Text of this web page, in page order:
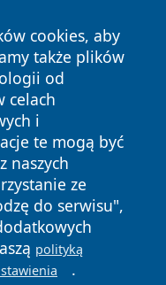
cookies, aby
także plików
od
celach
i
te mogą być
naszych
ze
do serwisu",
polityką
.
prawa
Polityka
Cookies